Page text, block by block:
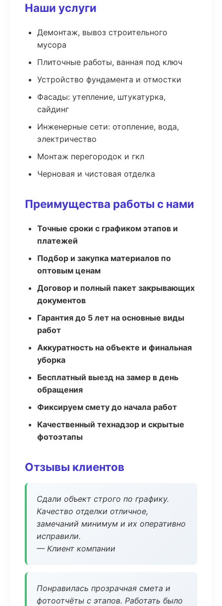
Наши услуги
Демонтаж, вывоз строительного
мусора
Плиточные работы, ванная под ключ
Устройство фундамента и отмостки
Фасады: утепление, штукатурка,
сайдинг
Инженерные сети: отопление, вода,
электричество
Монтаж перегородок и гкл
Черновая и чистовая отделка
Преимущества работы с нами
Точные сроки с графиком этапов и
платежей
Подбор и закупка материалов по
оптовым ценам
Договор и полный пакет закрывающих
документов
Гарантия до 5 лет на основные виды
работ
Аккуратность на объекте и финальная
уборка
Бесплатный выезд на замер в день
обращения
Фиксируем смету до начала работ
Качественный технадзор и скрытые
фотоэтапы
Отзывы клиентов
Сдали объект строго по графику.
Качество отделки отличное,
замечаний минимум и их оперативно
исправили.
— Клиент компании
Понравилась прозрачная смета и
фотоотчёты с этапов. Работать было